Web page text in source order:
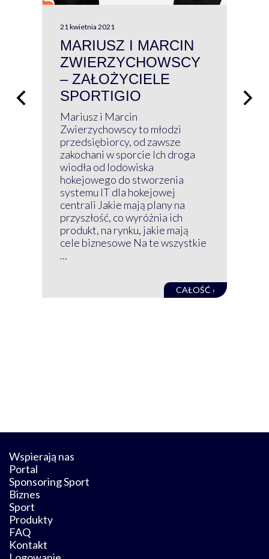
21 kwietnia 2021
MARIUSZ I MARCIN
ZWIERZYCHOWSCY
– ZAŁOŻYCIELE
SPORTIGIO
Mariusz i Marcin
Zwierzychowscy to młodzi
przedsiębiorcy, od zawsze
zakochani w sporcie Ich droga
wiodła od lodowiska
hokejowego do stworzenia
systemu IT dla hokejowej
centrali Jakie mają plany na
przyszłość, co wyróżnia ich
produkt, na rynku, jakie mają
cele biznesowe Na te wszystkie
...
CAŁOŚĆ ›
Wspierają nas
Portal
Sponsoring Sport
Biznes
Sport
Produkty
FAQ
Kontakt